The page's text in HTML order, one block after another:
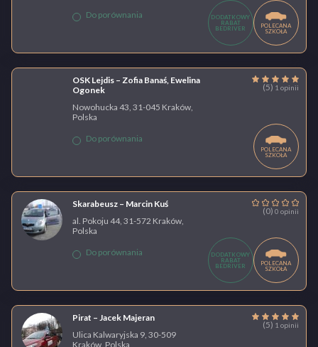
Do porównania
DODATKOWY
RABAT
BEDRIVER
POLECANA
SZKOŁA
OSK Lejdis – Zofia Banaś, Ewelina
Ogonek
(5) 1 opinii
Nowohucka 43, 31-045 Kraków,
Polska
Do porównania
POLECANA
SZKOŁA
Skarabeusz – Marcin Kuś
(0) 0 opinii
al. Pokoju 44, 31-572 Kraków,
Polska
Do porównania
DODATKOWY
RABAT
BEDRIVER
POLECANA
SZKOŁA
Pirat – Jacek Majeran
(5) 1 opinii
Ulica Kalwaryjska 9, 30-509
Kraków, Polska